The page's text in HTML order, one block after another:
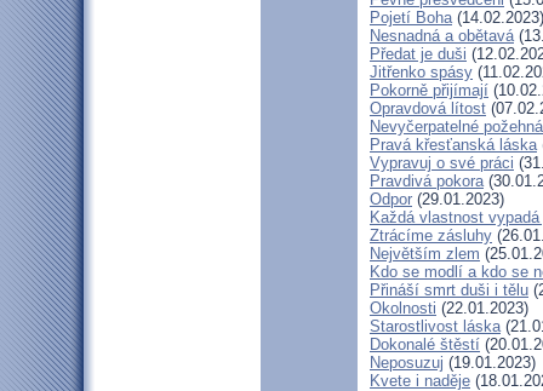
Pojetí Boha(14.02.2023)
Nesnadná a obětavá
Předat je duši
Jitřenko spásy
Pokorně přijímají
Opravdová lítost
Nevyčerpatelné
Pravá křesťanská láska
Vypravuj o své práci
Pravdivá pokora
Odpor (29.01.2023)
Každá vlastnost
Ztrácíme zásluhy
Největším zlem
Kdo se modlí a kdo se
Přináší smrt duši i tělu
Okolnosti (22.01.2023)
Starostlivost láska
Dokonalé štěstí
Neposuzuj (19.01.2023)
Kvete i naděje